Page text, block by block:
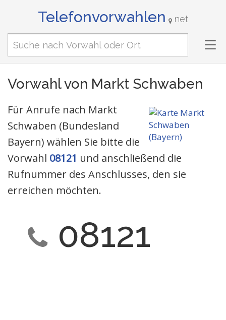
Telefonvorwahlen net
Vorwahl von Markt Schwaben
Für Anrufe nach Markt
Schwaben (Bundesland
Bayern) wählen Sie bitte die
Vorwahl 08121 und anschließend die
Rufnummer des Anschlusses, den sie
erreichen möchten.
08121